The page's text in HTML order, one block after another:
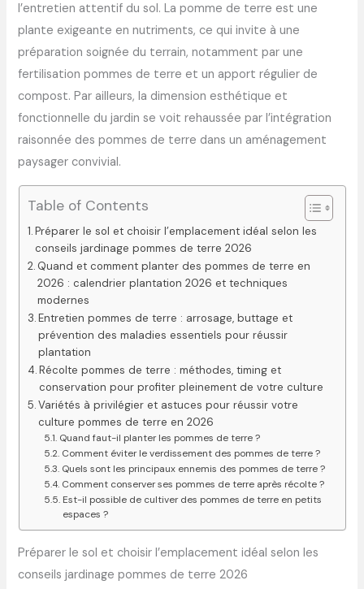
l’entretien attentif du sol. La pomme de terre est une
plante exigeante en nutriments, ce qui invite à une
préparation soignée du terrain, notamment par une
fertilisation pommes de terre et un apport régulier de
compost. Par ailleurs, la dimension esthétique et
fonctionnelle du jardin se voit rehaussée par l’intégration
raisonnée des pommes de terre dans un aménagement
paysager convivial.
Table of Contents
Préparer le sol et choisir l’emplacement idéal selon les
conseils jardinage pommes de terre 2026
Quand et comment planter des pommes de terre en
2026 : calendrier plantation 2026 et techniques
modernes
Entretien pommes de terre : arrosage, buttage et
prévention des maladies essentiels pour réussir
plantation
Récolte pommes de terre : méthodes, timing et
conservation pour profiter pleinement de votre culture
Variétés à privilégier et astuces pour réussir votre
culture pommes de terre en 2026
Quand faut-il planter les pommes de terre ?
Comment éviter le verdissement des pommes de terre ?
Quels sont les principaux ennemis des pommes de terre ?
Comment conserver ses pommes de terre après récolte ?
Est-il possible de cultiver des pommes de terre en petits
espaces ?
Préparer le sol et choisir l’emplacement idéal selon les
conseils jardinage pommes de terre 2026